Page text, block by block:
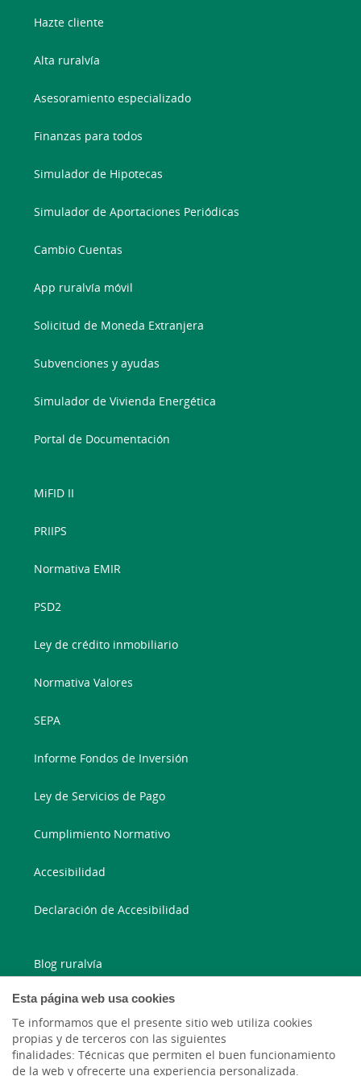
Esta página web usa cookies
Te informamos que el presente sitio web utiliza cookies
propias y de terceros con las siguientes
finalidades: Técnicas que permiten el buen funcionamiento
de la web y ofrecerte una experiencia personalizada.
Hazte cliente
Alta ruralvía
Asesoramiento especializado
Finanzas para todos
Simulador de Hipotecas
Simulador de Aportaciones Periódicas
Cambio Cuentas
App ruralvía móvil
Solicitud de Moneda Extranjera
Subvenciones y ayudas
Simulador de Vivienda Energética
Portal de Documentación
MiFID II
PRIIPS
Normativa EMIR
PSD2
Ley de crédito inmobiliario
Normativa Valores
SEPA
Informe Fondos de Inversión
Ley de Servicios de Pago
Cumplimiento Normativo
Accesibilidad
Declaración de Accesibilidad
Blog ruralvía
Blog Joven In
Facebook